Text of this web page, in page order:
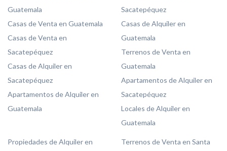
Guatemala
Casas de Venta en Guatemala
Casas de Venta en
Sacatepéquez
Casas de Alquiler en
Sacatepéquez
Apartamentos de Alquiler en
Guatemala
Sacatepéquez
Casas de Alquiler en
Guatemala
Terrenos de Venta en
Guatemala
Apartamentos de Alquiler en
Sacatepéquez
Locales de Alquiler en
Guatemala
Propiedades de Alquiler en
Terrenos de Venta en Santa